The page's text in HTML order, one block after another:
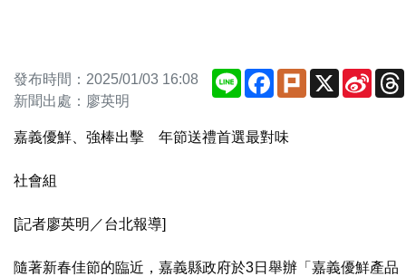
發布時間：2025/01/03 16:08
新聞出處：廖英明
Line Facebook
Plurk X
Sina
嘉義優鮮、強棒出擊 年節送禮首選最對味
社會組
[記者廖英明／台北報導]
隨著新春佳節的臨近，嘉義縣政府於3日舉辦「嘉義優鮮產品